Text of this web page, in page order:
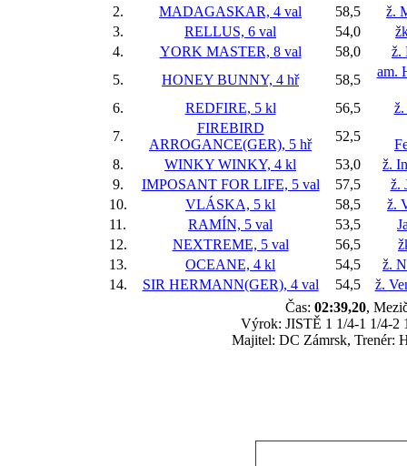
2.
MADAGASKAR, 4 val 58,5
ž.
3.
RELLUS, 6 val 54,0
4.
YORK MASTER, 8 val 58,0
ž.
5.
HONEY BUNNY, 4 hř 58,5
am.
6. REDFIRE, 5 kl 56,5
ž.
7.
FIREBIRD
ARROGANCE(GER), 5 hř
52,5
8.
WINKY WINKY, 4 kl 53,0
ž.
9.
IMPOSANT FOR LIFE, 5 val 57,5
ž.
10.
VLÁSKA, 5 kl 58,5
ž.
11.
RAMÍN, 5 val 53,5
12.
NEXTREME, 5 val 56,5
13.
OCEANE, 4 kl 54,5
ž.
14.
SIR HERMANN(GER), 4 val 54,5
ž.
Čas: 02:39,20,
Výrok: JISTĚ 1 1/4-1 1/4-2
Majitel: DC Zámrsk, Trenér: